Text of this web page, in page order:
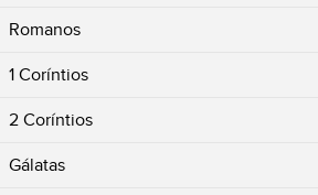
Romanos
1 Coríntios
2 Coríntios
Gálatas